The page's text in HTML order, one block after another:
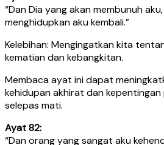
“Dan Dia yang akan membunuh
menghidupkan aku kembali.”
Kelebihan: Mengingatkan kita
kematian dan kebangkitan.
Membaca ayat ini dapat
kehidupan akhirat dan
selepas mati.
Ayat 82:
“Dan orang yang sangat aku